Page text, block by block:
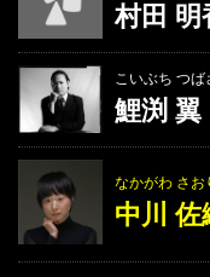
村田 明
こいぶち つば
鯉渕 翼
なかがわ さお
中川 佐